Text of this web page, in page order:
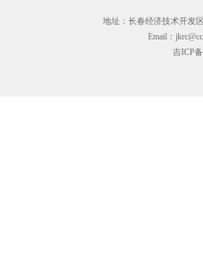
地址：长春经济技术开发
Email：
吉ICP